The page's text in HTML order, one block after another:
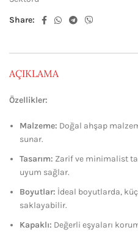
Share:
AÇIKLAMA
Özellikler:
Malzeme: Doğal ahşap
sunar.
Tasarım: Zarif ve minimalist
uyum sağlar.
Boyutlar: İdeal boyutlarda,
saklayabilir.
Kapaklı: Değerli eşyaları